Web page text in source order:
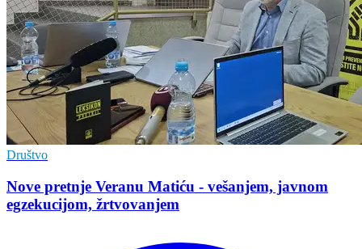
Društvo
Nove pretnje Veranu Matiću - vešanjem, javnom
egzekucijom, žrtvovanjem